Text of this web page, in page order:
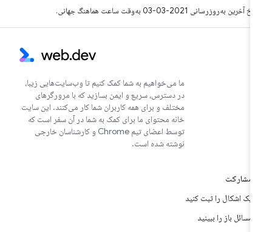
آخرین به‌روزرسانی 2021-03-03 به‌وقت ساعت هماهنگ جهانی.
ما می‌خواهیم به شما کمک کنیم تا وب‌سایت‌هایی زیبا،
در دسترس، سریع و ایمن بسازید که با مرورگرهای
مختلف و برای همه کاربران شما کار می‌کنند. این سایت
خانه محتوای ما برای کمک به شما در آن سفر است که
توسط اعضای تیم Chrome و کارشناسان خارجی
نوشته شده است.
مشارکت
یک اشکال را ثبت کنید
مسائل باز را ببینید